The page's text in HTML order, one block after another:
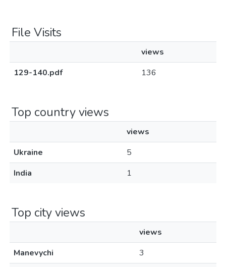
File Visits
views
129-140.pdf
136
Top country views
views
Ukraine
5
India
1
Top city views
views
Manevychi
3